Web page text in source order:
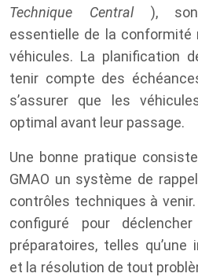
Technique Central ),
essentielle de la conformité
véhicules. La planification
tenir compte des
s’assurer que les
optimal avant leur passage.
Une bonne pratique
GMAO un système de
contrôles techniques à
configuré pour
préparatoires, telles qu’une
et la résolution de tout